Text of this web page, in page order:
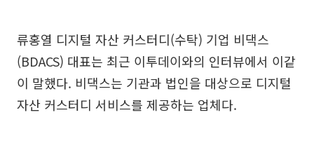
류홍열 디지털 자산 커스터디(수탁) 기업 비댁스
(BDACS) 대표는 최근 이투데이와의 인터뷰에서 이같
이 말했다. 비댁스는 기관과 법인을 대상으로 디지털
자산 커스터디 서비스를 제공하는 업체다.